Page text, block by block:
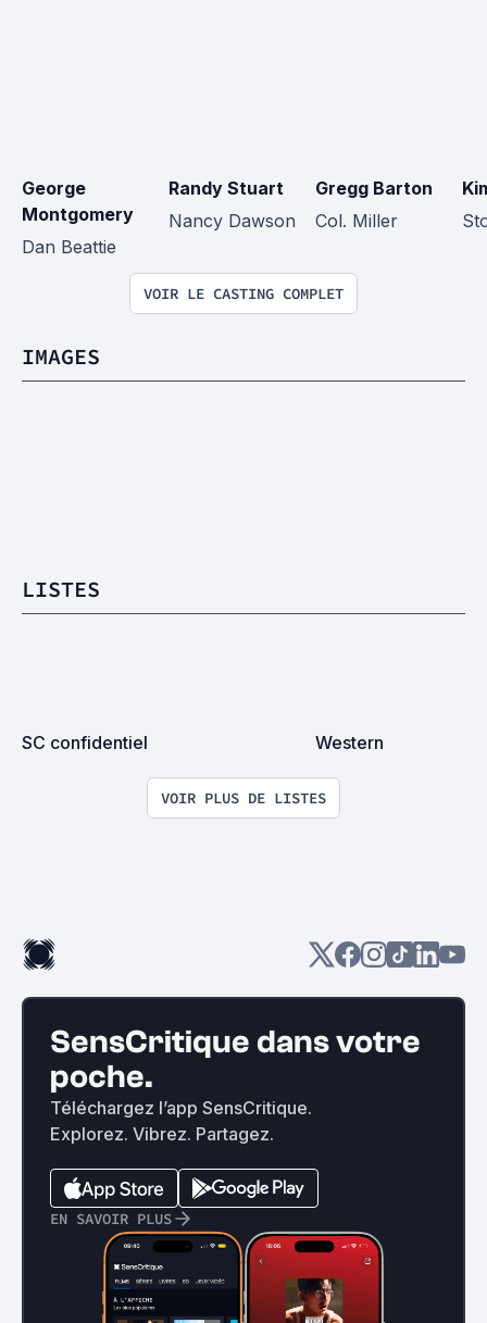
George
Montgomery
Dan Beattie
Randy Stuart
Nancy Dawson
Gregg Barton
Col. Miller
VOIR LE CASTING COMPLET
IMAGES
LISTES
SC confidentiel Western
VOIR PLUS DE LISTES
SensCritique dans votre
poche.
Téléchargez l’app SensCritique.
Explorez. Vibrez. Partagez.
EN SAVOIR PLUS